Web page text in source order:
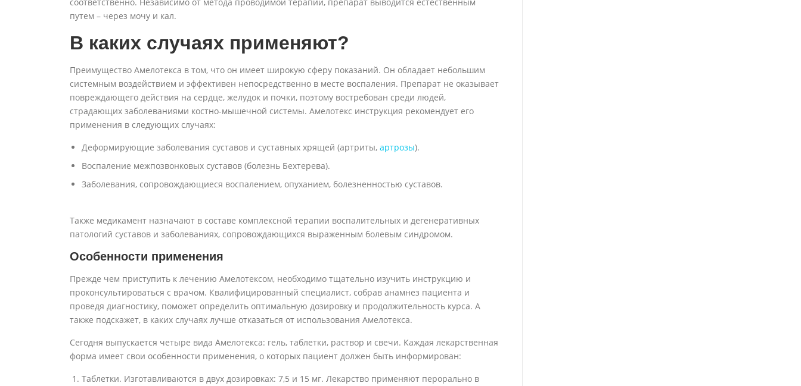
путем – через мочу и кал.
В каких случаях применяют?
Преимущество Амелотекса в том, что он имеет широкую сферу показаний. Он обладает небольшим
системным воздействием и эффективен непосредственно в месте воспаления. Препарат не оказывает
повреждающего действия на сердце, желудок и почки, поэтому востребован среди людей,
страдающих заболеваниями костно-мышечной системы. Амелотекс инструкция рекомендует его
применения в следующих случаях:
Деформирующие заболевания суставов и суставных хрящей (артриты, артрозы).
Воспаление межпозвонковых суставов (болезнь Бехтерева).
Заболевания, сопровождающиеся воспалением, опуханием, болезненностью суставов.
Также медикамент назначают в составе комплексной терапии воспалительных и дегенеративных
патологий суставов и заболеваниях, сопровождающихся выраженным болевым синдромом.
Особенности применения
Прежде чем приступить к лечению Амелотексом, необходимо тщательно изучить инструкцию и
проконсультироваться с врачом. Квалифицированный специалист, собрав анамнез пациента и
проведя диагностику, поможет определить оптимальную дозировку и продолжительность курса. А
также подскажет, в каких случаях лучше отказаться от использования Амелотекса.
Сегодня выпускается четыре вида Амелотекса: гель, таблетки, раствор и свечи. Каждая лекарственная
форма имеет свои особенности применения, о которых пациент должен быть информирован:
Таблетки. Изготавливаются в двух дозировках: 7,5 и 15 мг. Лекарство применяют перорально в